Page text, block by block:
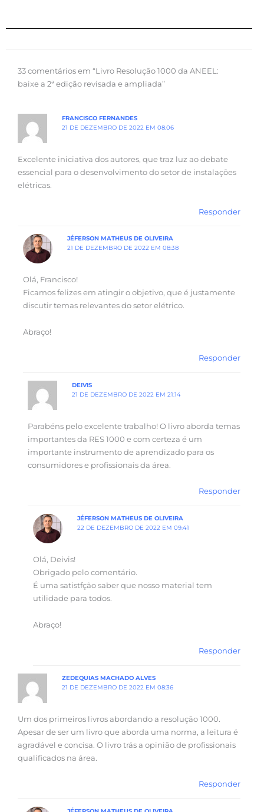
33 comentários em “Livro Resolução 1000 da ANEEL:
baixe a 2ª edição revisada e ampliada”
FRANCISCO FERNANDES
21 DE DEZEMBRO DE 2022 EM 08:06
Excelente iniciativa dos autores, que traz luz ao debate
essencial para o desenvolvimento do setor de instalações
elétricas.
Responder
JÉFERSON MATHEUS DE OLIVEIRA
21 DE DEZEMBRO DE 2022 EM 08:38
Olá, Francisco!
Ficamos felizes em atingir o objetivo, que é justamente
discutir temas relevantes do setor elétrico.
Abraço!
Responder
DEIVIS
21 DE DEZEMBRO DE 2022 EM 21:14
Parabéns pelo excelente trabalho! O livro aborda temas
importantes da RES 1000 e com certeza é um
importante instrumento de aprendizado para os
consumidores e profissionais da área.
Responder
JÉFERSON MATHEUS DE OLIVEIRA
22 DE DEZEMBRO DE 2022 EM 09:41
Olá, Deivis!
Obrigado pelo comentário.
É uma satistfção saber que nosso material tem
utilidade para todos.
Abraço!
Responder
ZEDEQUIAS MACHADO ALVES
21 DE DEZEMBRO DE 2022 EM 08:36
Um dos primeiros livros abordando a resolução 1000.
Apesar de ser um livro que aborda uma norma, a leitura é
agradável e concisa. O livro trás a opinião de profissionais
qualificados na área.
Responder